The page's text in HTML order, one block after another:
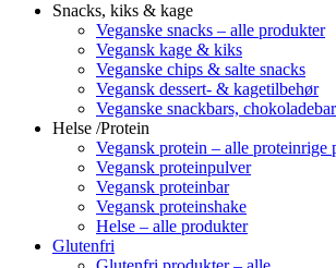
Snacks, kiks & kage
Veganske snacks – alle produkter
Vegansk kage & kiks
Veganske chips & salte snacks
Vegansk dessert- & kagetilbehør
Veganske snackbars,
Helse /Protein
Vegansk protein – alle proteinrige
Vegansk proteinpulver
Vegansk proteinbar
Vegansk proteinshake
Helse – alle produkter
Glutenfri